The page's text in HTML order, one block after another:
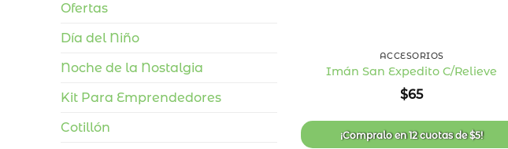
Ofertas
Día del Niño
Noche de la Nostalgia
Kit Para Emprendedores
Cotillón
de
deseos
ACCESORIOS
Imán San Expedito C/Relieve
$65
¡Compralo en12 cuotasde$5!